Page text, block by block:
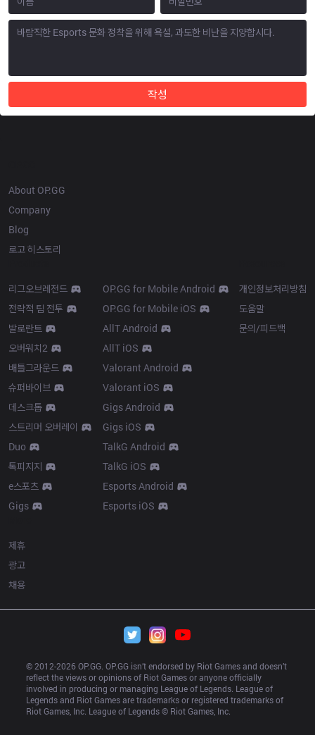
작성
About OP.GG
Company
Blog
로고 히스토리
리그오브레전드
전략적 팀 전투
발로란트
오버워치2
배틀그라운드
슈퍼바이브
데스크톱
스트리머 오버레이
Duo
톡피지지
e스포츠
Gigs
OP.GG for Mobile Android
OP.GG for Mobile iOS
AllT Android
AllT iOS
Valorant Android
Valorant iOS
Gigs Android
Gigs iOS
TalkG Android
TalkG iOS
Esports Android
Esports iOS
개인정보처리방침
도움말
문의/피드백
제휴
광고
채용
© 2012-2026 OP.GG. OP.GG isn’t endorsed by Riot Games and doesn’t
reflect the views or opinions of Riot Games or anyone officially
involved in producing or managing League of Legends. League of
Legends and Riot Games are trademarks or registered trademarks of
Riot Games, Inc. League of Legends © Riot Games, Inc.